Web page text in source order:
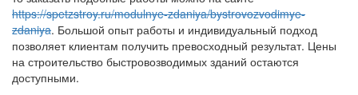
https://spetzstroy.ru/modulnye-zdaniya/bystrovozvodimye-
zdaniya. Большой опыт работы и индивидуальный подход
позволяет клиентам получить превосходный результат. Цены
на строительство быстровозводимых зданий остаются
доступными.